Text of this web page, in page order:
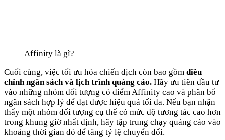
Affinity là gì?
Cuối cùng, việc tối ưu hóa chiến dịch còn bao gồm điều
chỉnh ngân sách và lịch trình quảng cáo. Hãy ưu tiên đầu tư
vào những nhóm đối tượng có điểm Affinity cao và phân bổ
ngân sách hợp lý để đạt được hiệu quả tối đa. Nếu bạn nhận
thấy một nhóm đối tượng cụ thể có mức độ tương tác cao hơn
trong khung giờ nhất định, hãy tập trung chạy quảng cáo vào
khoảng thời gian đó để tăng tỷ lệ chuyển đổi.